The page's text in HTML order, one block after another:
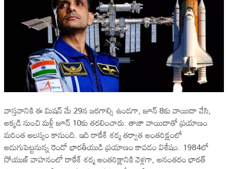
వాస్తవానికి ఈ మిషన్ మే 29న జరగాల్సి ఉండగా, జూన్ 8కు వాయిదా వేసి,
అక్కడి నుంచి మళ్లీ జూన్ 10కు తరలించారు. తాజా వాయిదాతో ప్రయాణం
మరింత ఆలస్యం కానుంది. ఇది రాకేశ్ శర్మ తర్వాత అంతరిక్షంలో
అడుగుపెట్టనున్న రెండో భారతీయుడి ప్రయాణం కావడం విశేషం. 1984లో
సోయుజ్ వాహనంలో రాకేశ్ శర్మ అంతరిక్షానికి వెళ్లగా, అనంతరం భారత్